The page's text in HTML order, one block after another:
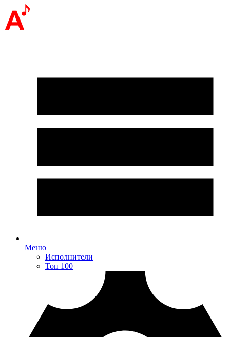
Меню
Исполнители
Топ 100